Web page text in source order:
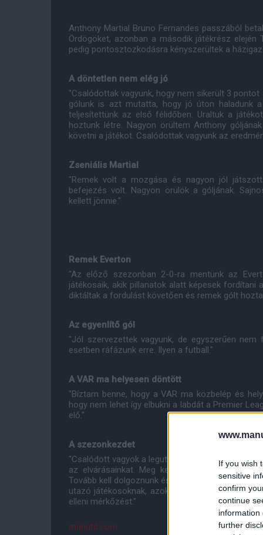
If you wish
sensitive
confirm
continue
information
further
Anthony Martial Bruno Fernandes passzából
Ördögöket, azonban a második játékrész
pedig pontosztozkodásra kényszerültek a
A döntetlen nem elég jó
"Csalódottak vagyunk, hogy nem sikerült 3
gólunk is azt mutatta, hogy jó úton haladunk
teljesítettünk az első félidőben. Uraltuk a
hoztunk létre. Nagyon örültem Anthony
követni a játékot. Csalódottak vagyunk az
Zseniális Martial
"Remek volt a mozgása és nagyon jól
befejezés volt. Nagyon örülök a góljának.
kellett jönnie."
Remek Everton
"Az előző szezonban 2-0-ra mentünk az
játékosaik, akik pillanatok alatt képesek
diktáltak a fordulást követően és remek gólt
Az egyenlítő gól
"Jól szervezettek vagyunk, de egyszerűen
esetben ráfázunk erre. Ilyen a futball."
A VAR ma helyesen döntött
"Bíztam benne, hogy a VAR ma közbelép és
hogy nem lehet így elbukni a labdát a Premier
elő."
A szezonkezdet
"Csalódott vagyok a legutóbbi két hazai bajnoki
az elvárásainkat. Meg kell nyernünk a hazai
Tovább kell dolgoznunk és javulnunk kell a
utazó játékosoknak, azokkal pedig, akik itt
elleni mérkőzést."
manutd.com